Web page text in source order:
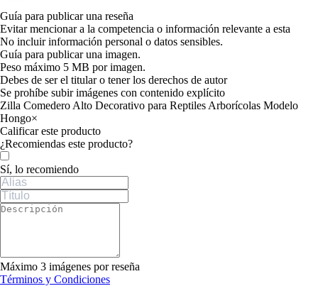
Guía para publicar una reseña
Evitar mencionar a la competencia o información relevante a esta
No incluir información personal o datos sensibles.
Guía para publicar una imagen.
Peso máximo 5 MB por imagen.
Debes de ser el titular o tener los derechos de autor
Se prohíbe subir imágenes con contenido explícito
Zilla Comedero Alto Decorativo para Reptiles Arborícolas Modelo
Hongo×
Calificar este producto
Tu valoración
¿Recomiendas este producto?
Sí, lo recomiendo
Máximo 3 imágenes por reseña
Términos y Condiciones